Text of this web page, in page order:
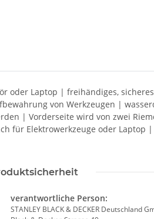
oder Laptop | freihändiges,
von Werkzeugen |
| Vorderseite wird von zwei
für Elektrowerkzeuge oder
verantwortliche Person:
STANLEY BLACK & DECKER Deutschland